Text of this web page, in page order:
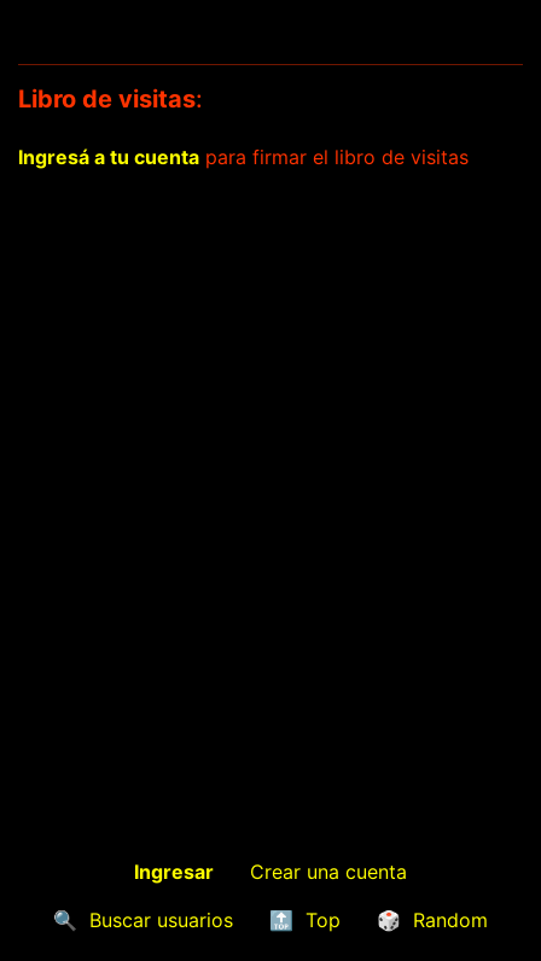
Libro de visitas:
Ingresá a tu cuenta para firmar el libro de visitas
Ingresar
Crear una cuenta
🔍 Buscar usuarios 🔝 Top 🎲 Random